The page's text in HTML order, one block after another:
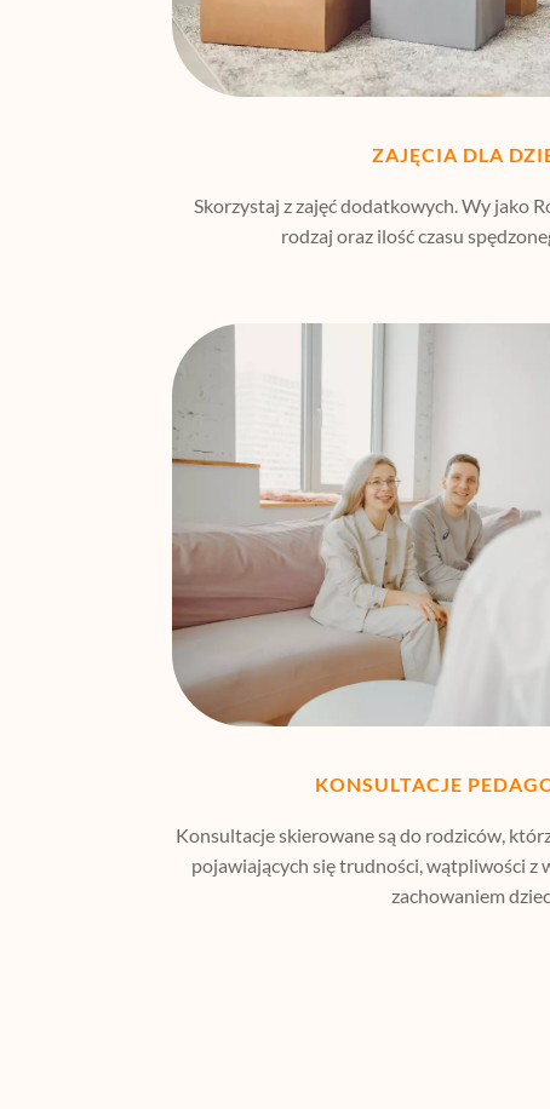
ZAJĘCIA DLA
Skorzystaj z zajęć dodatkowych. Wy jako
rodzaj oraz ilość czasu
KONSULTACJE
Konsultacje skierowane są do rodziców,
pojawiających się trudności, wątpliwości z
zachowaniem